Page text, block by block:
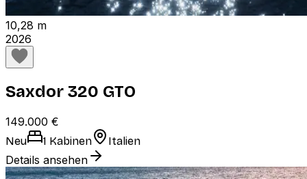
10,28 m
2026
Saxdor 320 GTO
149.000 €
Neu 1 Kabinen Italien
Details ansehen